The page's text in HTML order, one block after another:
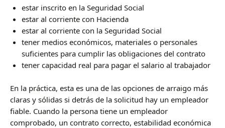
estar inscrito en la Seguridad Social
estar al corriente con Hacienda
estar al corriente con la Seguridad Social
tener medios económicos, materiales o personales
suficientes para cumplir las obligaciones del contrato
tener capacidad real para pagar el salario al trabajador
En la práctica, esta es una de las opciones de arraigo más
claras y sólidas si detrás de la solicitud hay un empleador
fiable. Cuando la persona tiene un empleador
comprobado, un contrato correcto, estabilidad económica